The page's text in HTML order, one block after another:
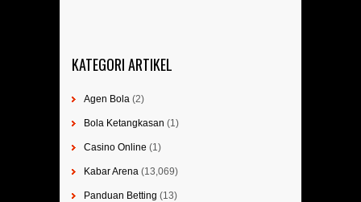
KATEGORI ARTIKEL
Agen Bola (2)
Bola Ketangkasan (1)
Casino Online (1)
Kabar Arena (13,069)
Panduan Betting (13)